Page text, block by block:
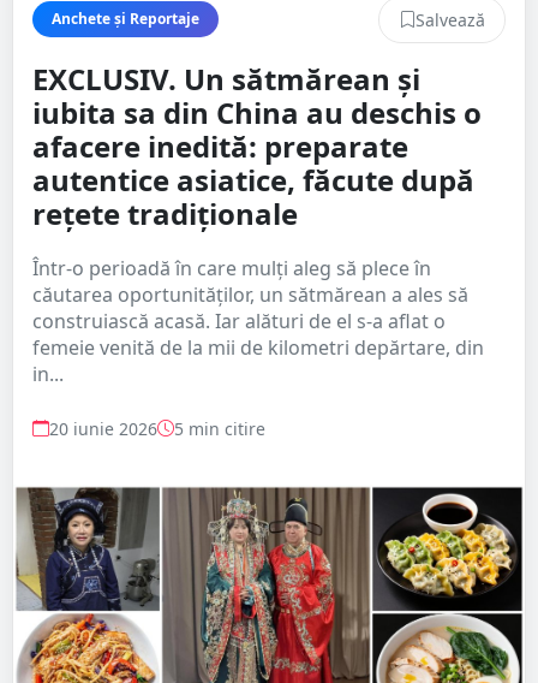
Anchete și Reportaje Salvează
EXCLUSIV. Un sătmărean și
iubita sa din China au deschis o
afacere inedită: preparate
autentice asiatice, făcute după
rețete tradiționale
Într-o perioadă în care mulți aleg să plece în
căutarea oportunităților, un sătmărean a ales să
construiască acasă. Iar alături de el s-a aflat o
femeie venită de la mii de kilometri depărtare, din
in...
20 iunie 2026 5 min citire